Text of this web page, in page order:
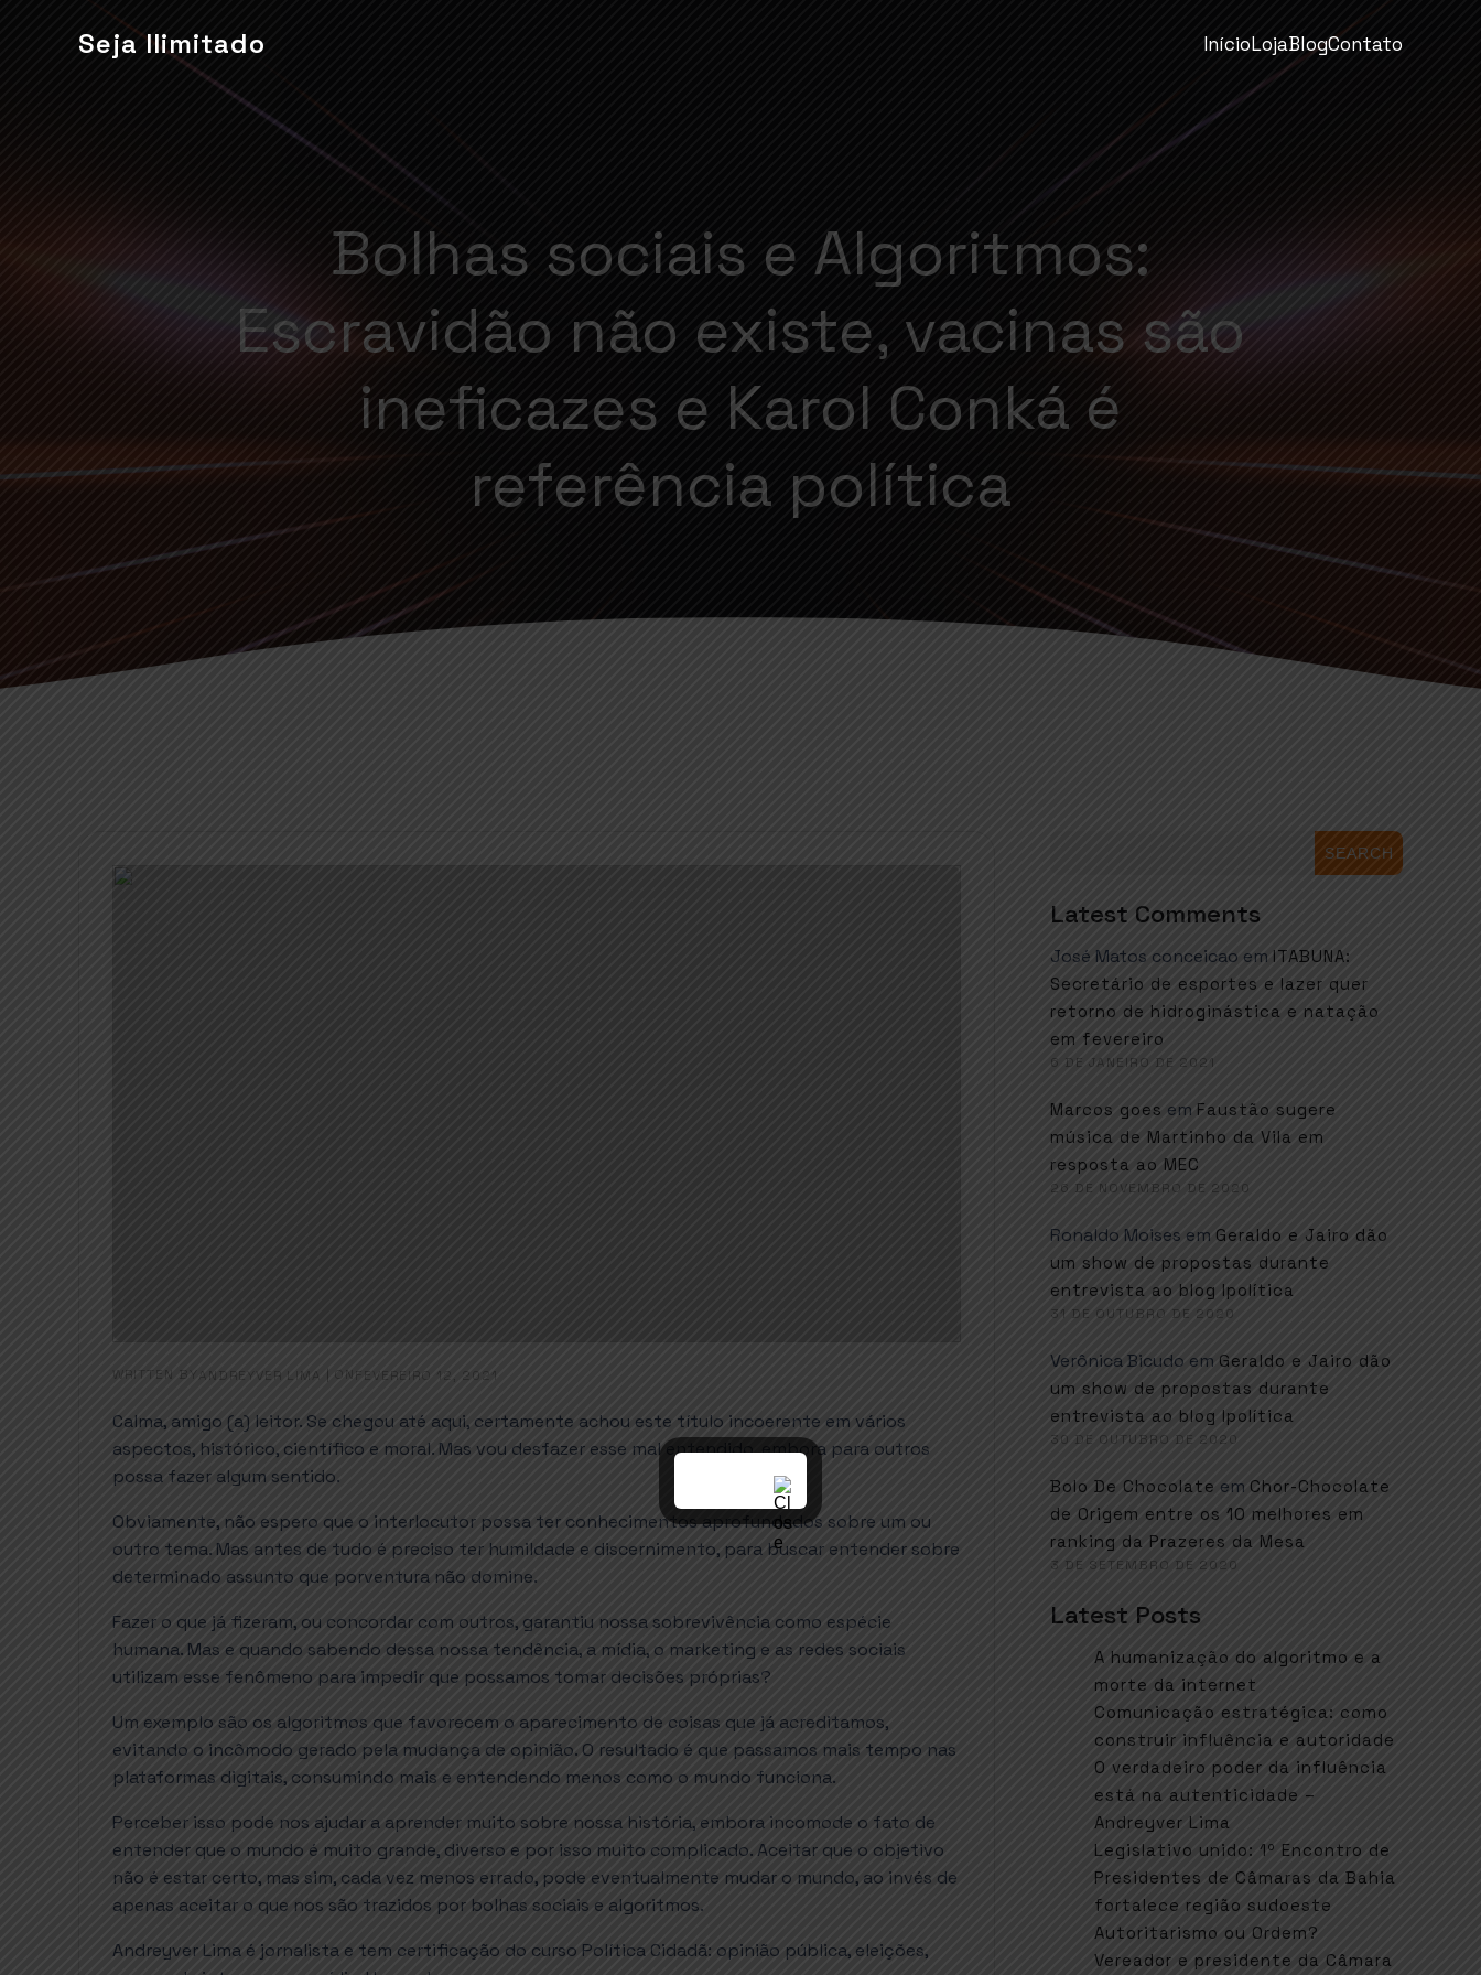
Seja Ilimitado InícioLojaBlogContato
Bolhas sociais e Algoritmos:
Escravidão não existe, vacinas são
ineficazes e Karol Conká é
referência política
WRITTEN BY ANDREYVER LIMA ON FEVEREIRO 12, 2021
Calma, amigo (a) leitor. Se chegou até aqui, certamente achou este título incoerente em vários
aspectos, histórico, científico e moral. Mas vou desfazer esse mal entendido, embora para outros
possa fazer algum sentido.
Obviamente, não espero que o interlocutor possa ter conhecimentos aprofundados sobre um ou
outro tema. Mas antes de tudo é preciso ter humildade e discernimento, para buscar entender sobre
determinado assunto que porventura não domine.
Fazer o que já fizeram, ou concordar com outros, garantiu nossa sobrevivência como espécie
humana. Mas e quando sabendo dessa nossa tendência, a mídia, o marketing e as redes sociais
utilizam esse fenômeno para impedir que possamos tomar decisões próprias?
Um exemplo são os algoritmos que favorecem o aparecimento de coisas que já acreditamos,
evitando o incômodo gerado pela mudança de opinião. O resultado é que passamos mais tempo nas
plataformas digitais, consumindo mais e entendendo menos como o mundo funciona.
Perceber isso pode nos ajudar a aprender muito sobre nossa história, embora incomode o fato de
entender que o mundo é muito grande, diverso e por isso muito complicado. Aceitar que o objetivo
não é estar certo, mas sim, cada vez menos errado, pode eventualmente mudar o mundo, ao invés de
apenas aceitar o que nos são trazidos por bolhas sociais e algoritmos.
Andreyver Lima é jornalista e tem certificação do curso Política Cidadã: opinião pública, eleições,
SEARCH
Latest Comments
José Matos conceicao em ITABUNA:
Secretário de esportes e lazer quer
retorno de hidroginástica e natação
em fevereiro
6 DE JANEIRO DE 2021
Marcos goes em Faustão sugere
música de Martinho da Vila em
resposta ao MEC
26 DE NOVEMBRO DE 2020
Ronaldo Moises em Geraldo e Jairo dão
um show de propostas durante
entrevista ao blog Ipolítica
31 DE OUTUBRO DE 2020
Verônica Bicudo em Geraldo e Jairo dão
um show de propostas durante
entrevista ao blog Ipolítica
30 DE OUTUBRO DE 2020
Bolo De Chocolate em Chor-Chocolate
de Origem entre os 10 melhores em
ranking da Prazeres da Mesa
3 DE SETEMBRO DE 2020
Latest Posts
A humanização do algoritmo e a
morte da internet
Comunicação estratégica: como
construir influência e autoridade
O verdadeiro poder da influência
está na autenticidade –
Andreyver Lima
Legislativo unido: 1º Encontro de
Presidentes de Câmaras da Bahia
fortalece região sudoeste
Autoritarismo ou Ordem?
Vereador e presidente da Câmara